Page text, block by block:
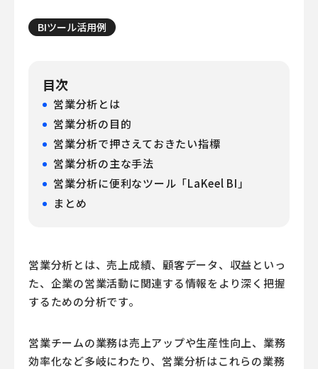
BIツール活用例
目次
営業分析とは
営業分析の目的
営業分析で押さえておきたい指標
営業分析の主な手法
営業分析に便利なツール「LaKeel BI」
まとめ
営業分析とは、売上成績、顧客データ、収益といっ
た、企業の営業活動に関連する情報をより深く把握
するための分析です。
営業チームの業務は売上アップや生産性向上、業務
効率化など多岐にわたり、営業分析はこれらの業務